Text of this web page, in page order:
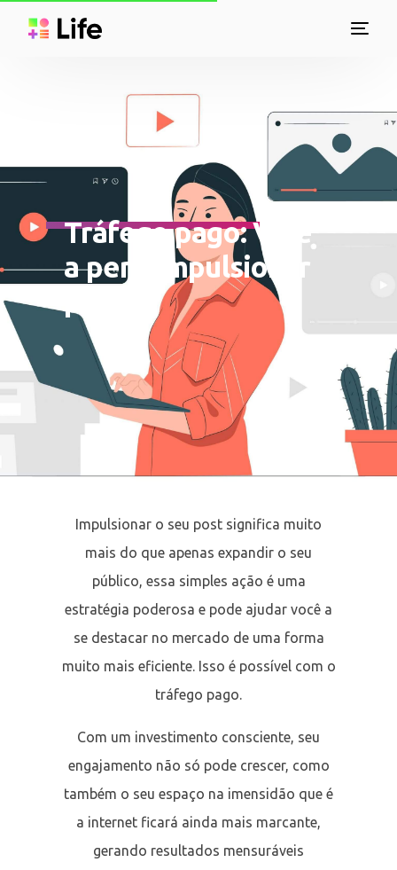
Tráfego pago: Vale
a pena impulsionar
Impulsionar o seu post significa muito
mais do que apenas expandir o seu
público, essa simples ação é uma
estratégia poderosa e pode ajudar você a
se destacar no mercado de uma forma
muito mais eficiente. Isso é possível com o
tráfego pago.
Com um investimento consciente, seu
engajamento não só pode crescer, como
também o seu espaço na imensidão que é
a internet ficará ainda mais marcante,
gerando resultados mensuráveis